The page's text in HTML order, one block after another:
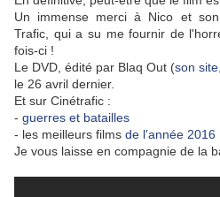
Un immense merci à Nico et
Trafic, qui a su me fournir de
fois-ci !
Le DVD, édité par Blaq Out (son site
le 26 avril dernier.
Et sur Cinétrafic :
- guerres et batailles
- les meilleurs films de l'année 2016
Je vous laisse en compagnie de la